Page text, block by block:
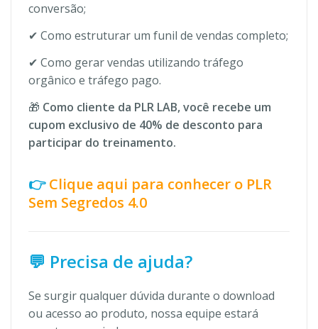
conversão;
✔ Como estruturar um funil de vendas completo;
✔ Como gerar vendas utilizando tráfego
orgânico e tráfego pago.
🎁 Como cliente da PLR LAB, você recebe um
cupom exclusivo de 40% de desconto para
participar do treinamento.
👉 Clique aqui para conhecer o PLR
Sem Segredos 4.0
💬 Precisa de ajuda?
Se surgir qualquer dúvida durante o download
ou acesso ao produto, nossa equipe estará